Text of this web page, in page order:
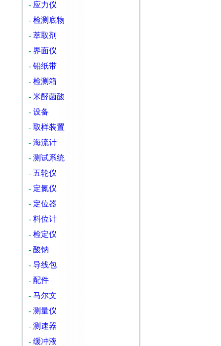
- 应力仪
- 检测底物
- 萃取剂
- 界面仪
- 铅纸带
- 检测箱
- 米酵菌酸
- 设备
- 取样装置
- 海流计
- 测试系统
- 五轮仪
- 定氮仪
- 定位器
- 料位计
- 检定仪
- 酸钠
- 导线包
- 配件
- 马尔文
- 测量仪
- 测速器
- 缓冲液